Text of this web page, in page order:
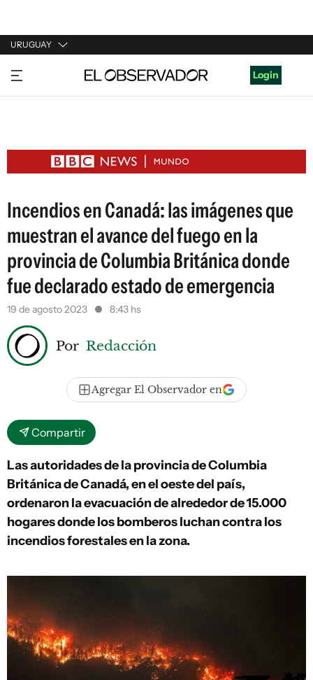
URUGUAY
URUGUAY
ARGENTINA
ESTADOS UNIDOS
Login
Incendios en Canadá: las imágenes que
muestran el avance del fuego en la
provincia de Columbia Británica donde
fue declarado estado de emergencia
19 de agosto 2023 8:43 hs
Por Redacción
Agregar El Observador en
Compartir
Las autoridades de la provincia de Columbia
Británica de Canadá, en el oeste del país,
ordenaron la evacuación de alrededor de 15.000
hogares donde los bomberos luchan contra los
incendios forestales en la zona.